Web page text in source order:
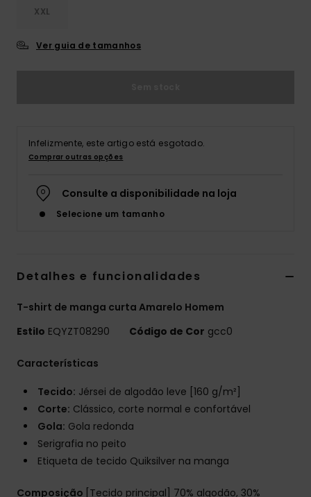
XXL
Ver guia de tamanhos
Infelizmente, este artigo está esgotado.
Comprar outras opções
Consulte a disponibilidade na loja
Selecione um tamanho
Detalhes e funcionalidades
T-shirt de manga curta Amarelo Homem
Estilo EQYZT08290 Código de Cor gcc0
Características
Tecido: Jérsei de algodão leve [160 g/m²]
Corte: Clássico, corte normal e confortável
Gola: Gola redonda
Serigrafia no peito
Etiqueta de tecido Quiksilver na manga
Composição [Tecido principal] 70% algodão, 30%